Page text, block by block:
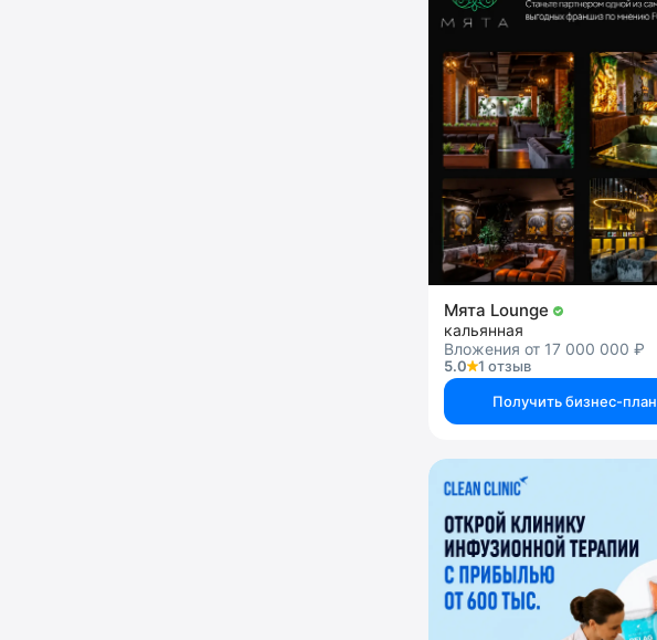
Мята Lounge
кальянная
Вложения от 17 000 000 ₽
5.0
1 отзыв
Получить бизнес-план